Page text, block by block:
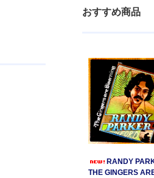
おすすめ商品
RANDY
THE GINGERS